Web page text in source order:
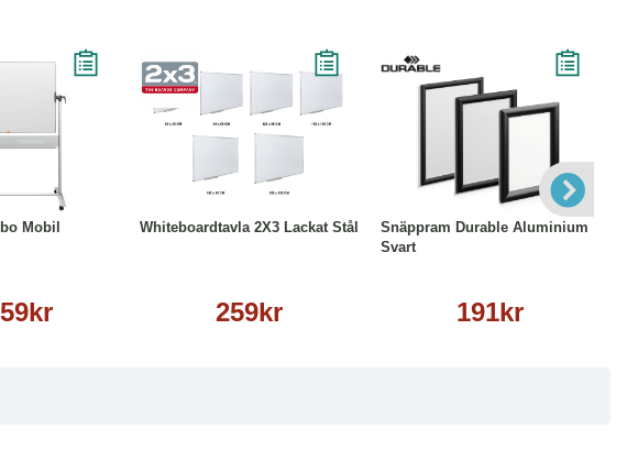
Mobil
Whiteboardtavla 2X3 Lackat Stål
259kr
Läs mer
Snäppram Durable Aluminium
Svart
191kr
Läs mer